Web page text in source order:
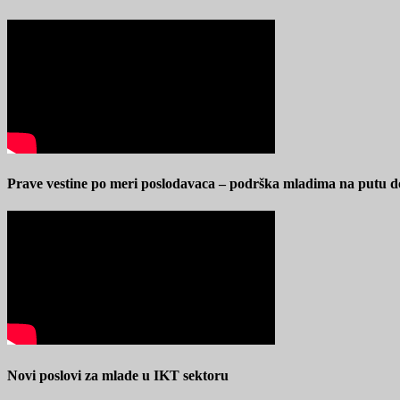
Prave vestine po meri poslodavaca – podrška mladima na putu
Novi poslovi za mlade u IKT sektoru